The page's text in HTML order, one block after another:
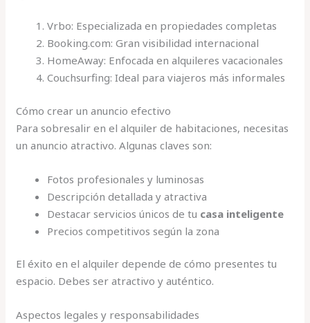
Vrbo: Especializada en propiedades completas
Booking.com: Gran visibilidad internacional
HomeAway: Enfocada en alquileres vacacionales
Couchsurfing: Ideal para viajeros más informales
Cómo crear un anuncio efectivo
Para sobresalir en el alquiler de habitaciones, necesitas
un anuncio atractivo. Algunas claves son:
Fotos profesionales y luminosas
Descripción detallada y atractiva
Destacar servicios únicos de tu casa inteligente
Precios competitivos según la zona
El éxito en el alquiler depende de cómo presentes tu
espacio. Debes ser atractivo y auténtico.
Aspectos legales y responsabilidades